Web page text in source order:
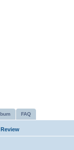
FAQ